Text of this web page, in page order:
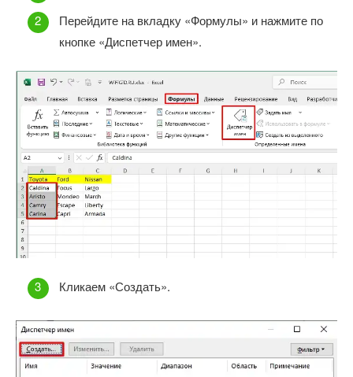
Перейдите на вкладку «Формулы» и нажмите по
кнопке «Диспетчер имен».
Кликаем «Создать».